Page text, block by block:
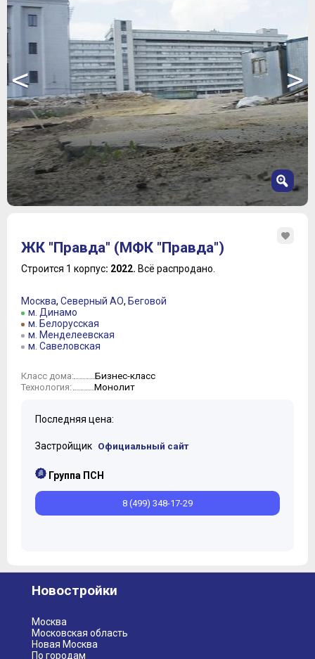
< >
3
4
6
7
ЖК "Правда" (МФК "Правда")
Строится 1 корпус: 2022. Всё распродано.
Москва, Северный АО, Беговой
м. Динамо
м. Белорусская
м. Менделеевская
м. Савеловская
Класс дома: Бизнес-класс
Технология: Монолит
Последняя цена:
Застройщик Официальный сайт
Группа ПСН
8 (499) 348-17-29
Новостройки
Москва
Московская область
Новая Москва
По городам